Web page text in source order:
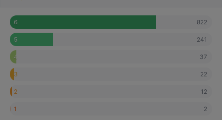
6 822
5 241
4 37
3 22
2 12
1 2